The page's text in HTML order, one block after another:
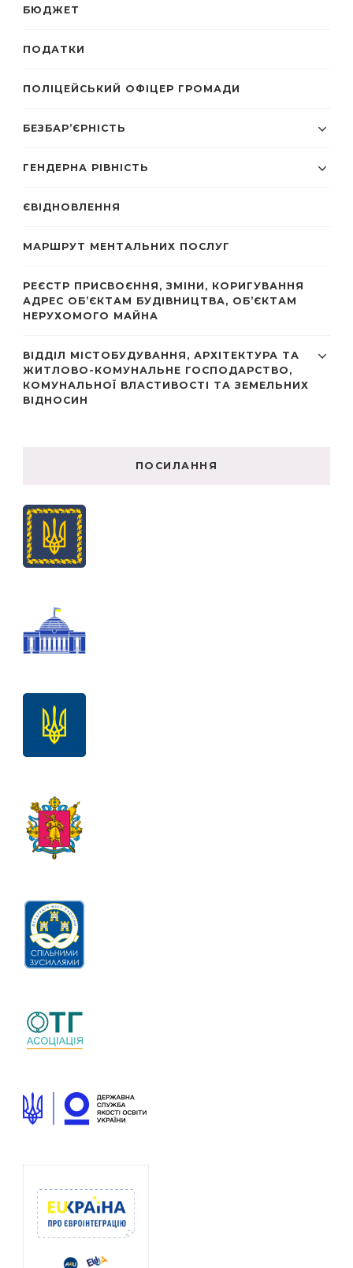
БЮДЖЕТ
ПОДАТКИ
ПОЛІЦЕЙСЬКИЙ ОФІЦЕР ГРОМАДИ
БЕЗБАР’ЄРНІСТЬ
ГЕНДЕРНА РІВНІСТЬ
ЄВІДНОВЛЕННЯ
МАРШРУТ МЕНТАЛЬНИХ ПОСЛУГ
РЕЄСТР ПРИСВОЄННЯ, ЗМІНИ, КОРИГУВАННЯ
АДРЕС ОБ’ЄКТАМ БУДІВНИЦТВА, ОБ’ЄКТАМ
НЕРУХОМОГО МАЙНА
ВІДДІЛ МІСТОБУДУВАННЯ, АРХІТЕКТУРА ТА
ЖИТЛОВО-КОМУНАЛЬНЕ ГОСПОДАРСТВО,
КОМУНАЛЬНОЇ ВЛАСТИВОСТІ ТА ЗЕМЕЛЬНИХ
ВІДНОСИН
ПОСИЛАННЯ